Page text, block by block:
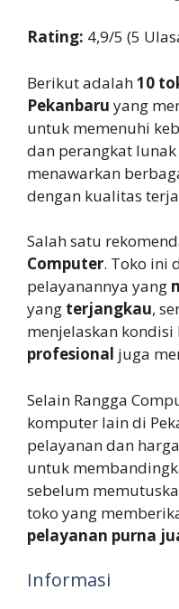
Rating: 4,9/5 (5
Berikut adalah10
Pekanbaru yang
untuk memenuhi
dan perangkat
menawarkan
dengan kualitas
Salah satu
Computer. Toko ini
pelayanannya yang
yang terjangkau,
menjelaskan
profesional juga
Selain Rangga
komputer lain di
pelayanan dan
untuk
sebelum
toko yang
pelayanan purna
Informasi